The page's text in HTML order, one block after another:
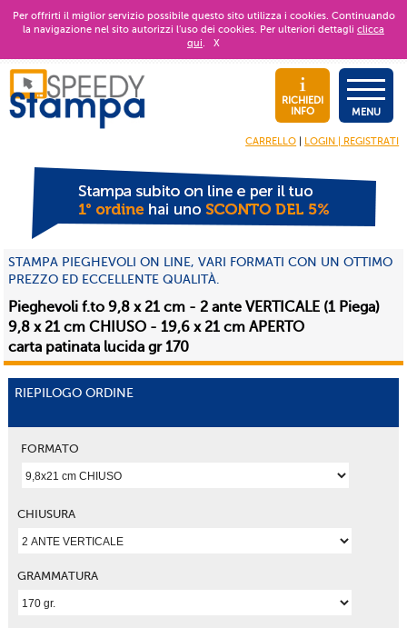
Per offrirti il miglior servizio possibile questo sito utilizza i cookies. Continuando
la navigazione nel sito autorizzi l’uso dei cookies. Per ulteriori dettagli clicca
qui. X
RICHIEDI
INFO
MENU
CARRELLO LOGIN | REGISTRATI
STAMPA PIEGHEVOLI ON LINE, VARI FORMATI CON UN OTTIMO
PREZZO ED ECCELLENTE QUALITÀ.
Pieghevoli f.to 9,8 x 21 cm - 2 ante VERTICALE (1 Piega)
9,8 x 21 cm CHIUSO - 19,6 x 21 cm APERTO
carta patinata lucida gr 170
RIEPILOGO ORDINE
FORMATO
CHIUSURA
GRAMMATURA